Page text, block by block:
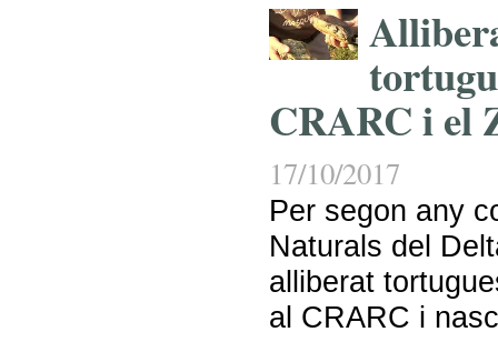
CRARC i el
17/10/2017
Per segon any
Naturals del
alliberat
al CRARC i